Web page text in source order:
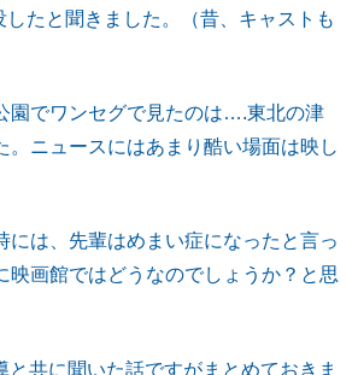
たと聞きました。（昔、キャストも
園でワンセグで見たのは….東北の津
。ニュースにはあまり酷い場面は映し
は、先輩はめまい症になったと言っ
映画館ではどうなのでしょうか？と思
と共に聞いた話ですがまとめておきま